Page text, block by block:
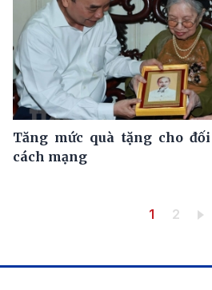
Tăng mức quà tặng cho
cách mạng
Trang
1 Trang
2